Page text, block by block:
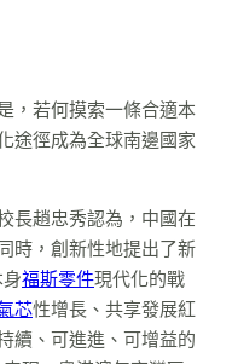
，若何摸索一條合適本
途徑成為全球南邊國家
長趙忠秀認為，中國在
時，創新性地提出了新
福斯零件現代化的戰
芯性增長、共享發展紅
續、可進進、可增益的